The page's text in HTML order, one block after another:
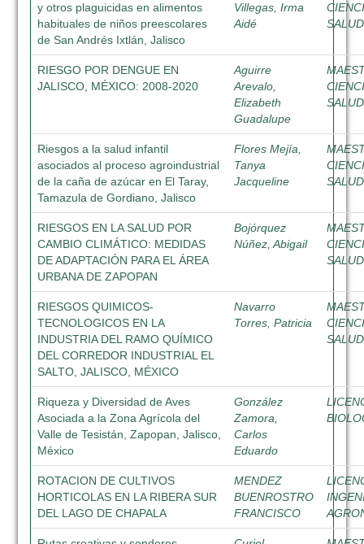
y otros plaguicidas en alimentos
habituales de niños preescolares
de San Andrés Ixtlán, Jalisco
Villegas, Irma
Aidé
RIESGO POR DENGUE EN
JALISCO, MÉXICO: 2008-2020
Aguirre
Arevalo,
Elizabeth
Guadalupe
Riesgos a la salud infantil
asociados al proceso agroindustrial
de la caña de azúcar en El Taray,
Tamazula de Gordiano, Jalisco
Flores Mejía,
Tanya
Jacqueline
RIESGOS EN LA SALUD POR
CAMBIO CLIMÁTICO: MEDIDAS
DE ADAPTACIÓN PARA EL ÁREA
URBANA DE ZAPOPAN
Bojórquez
Núñez, Abigail
RIESGOS QUIMICOS-
TECNOLOGICOS EN LA
INDUSTRIA DEL RAMO QUÍMICO
DEL CORREDOR INDUSTRIAL EL
SALTO, JALISCO, MÉXICO
Navarro
Torres, Patricia
Riqueza y Diversidad de Aves
Asociada a la Zona Agrícola del
Valle de Tesistán, Zapopan, Jalisco,
México
González
Zamora,
Carlos
Eduardo
ROTACION DE CULTIVOS
HORTICOLAS EN LA RIBERA SUR
DEL LAGO DE CHAPALA
MENDEZ
BUENROSTRO
FRANCISCO